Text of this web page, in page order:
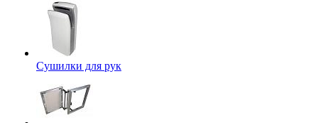
Сушилки для рук